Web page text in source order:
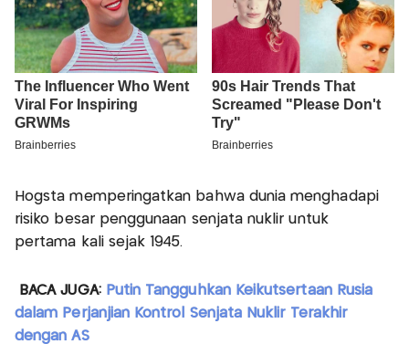
Hogsta memperingatkan bahwa dunia menghadapi
risiko besar penggunaan senjata nuklir untuk
pertama kali sejak 1945.
BACA JUGA: Putin Tangguhkan Keikutsertaan Rusia
dalam Perjanjian Kontrol Senjata Nuklir Terakhir
dengan AS